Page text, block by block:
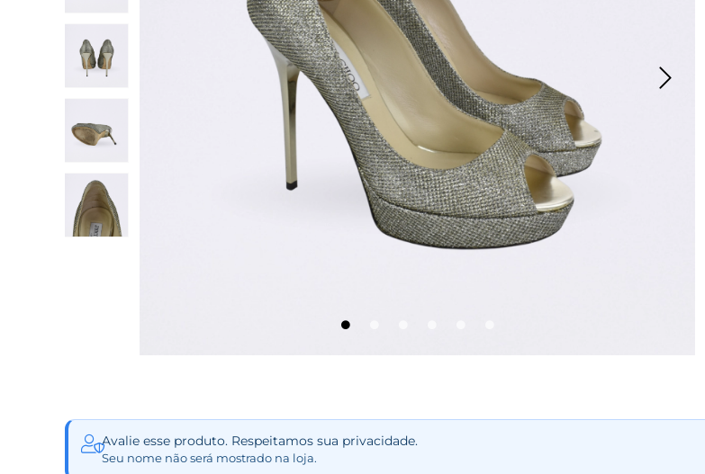
Avalie esse produto. Respeitamos sua privacidade.
Seu nome não será mostrado na loja.